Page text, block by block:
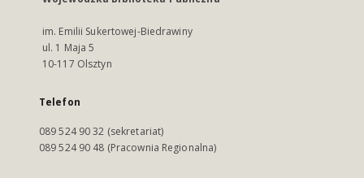
im. Emilii Sukertowej-Biedrawiny
ul. 1 Maja 5
10-117 Olsztyn
Telefon
089 524 90 32 (sekretariat)
089 524 90 48 (Pracownia Regionalna)